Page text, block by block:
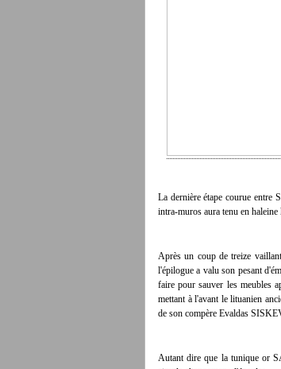
La dernière étape courue
intra-muros aura tenu en
Après un coup de treize
l'épilogue a valu son pesant
faire pour sauver les meubles
mettant à l'avant le lituanien
de son compère Evaldas
Autant dire que la tunique or